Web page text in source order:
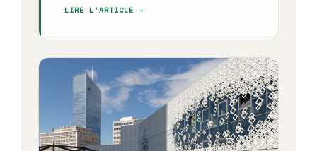
LIRE L’ARTICLE →